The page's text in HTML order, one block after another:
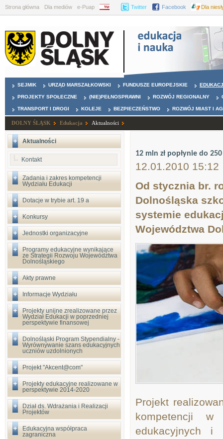
Strona główna Dla mediów e-Puap BIP Twitter Facebook Dla
SEJMIK URZĄD MARSZAŁKOWSKI FUNDUSZE EUROPEJSKIE
PROJEKTY SPOŁECZNE (NIE)PEŁNOSPRAWNI ROZWÓJ REGIONALNY
TRANSPORT I DROGI KOLEJE BEZPIECZEŃSTWO ROZWÓJ MIAST I
DOLNY ŚLĄSK Edukacja Aktualności
Aktualności
Kontakt
Zadania i zakres kompetencji
Wydziału Edukacji
Dotacje w trybie art. 19 a
Konkursy
Jednostki organizacyjne
Programy edukacyjne wynikające
ze Strategii Rozwoju Województwa
Dolnośląskiego
Akty prawne
Informacje Wydziału
Projekty unijne zrealizowane przez
Wydział Edukacji w poprzedniej
perspektywie finansowej
Dolnośląski Program Stypendialny -
Wyrównywanie szans edukacyjnych
uczniów uzdolnionych
Projekt "Akcent@com"
Projekty edukacyjne realizowane w
perspektywie 2014-2020
Dział ds. Wdrażania i Realizacji
Projektów
Edukacyjna współpraca
zagraniczna
12 mln zł popłynie do
12.01.2010 15:12
Od stycznia br.
Dolnośląska
systemie
Województwa
Projekt
kompetencji w
edukacyjnych i